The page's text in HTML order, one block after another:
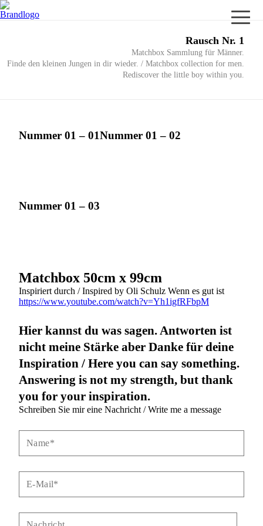
Rausch Nr. 1
Matchbox Sammlung für Männer.
Finde den kleinen Jungen in dir wieder. / Matchbox collection for men.
Rediscover the little boy within you.
Nummer 01 – 01Nummer 01 – 02
Nummer 01 – 03
Matchbox 50cm x 99cm
Inspiriert durch / Inspired by Oli Schulz Wenn es gut ist
https://www.youtube.com/watch?v=Yh1igfRFbpM
Hier kannst du was sagen. Antworten ist
nicht meine Stärke aber Danke für deine
Inspiration / Here you can say something.
Answering is not my strength, but thank
you for your inspiration.
Schreiben Sie mir eine Nachricht / Write me a message